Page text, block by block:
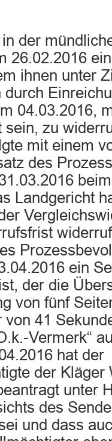
der
26.02.2016
ihnen unter
durch
04.03.2016,
sein, zu
mit einem
des
Landgericht
ein
der die
von fünf
41
Vermerk“
hat der
der Kläger
unter
des
und dass